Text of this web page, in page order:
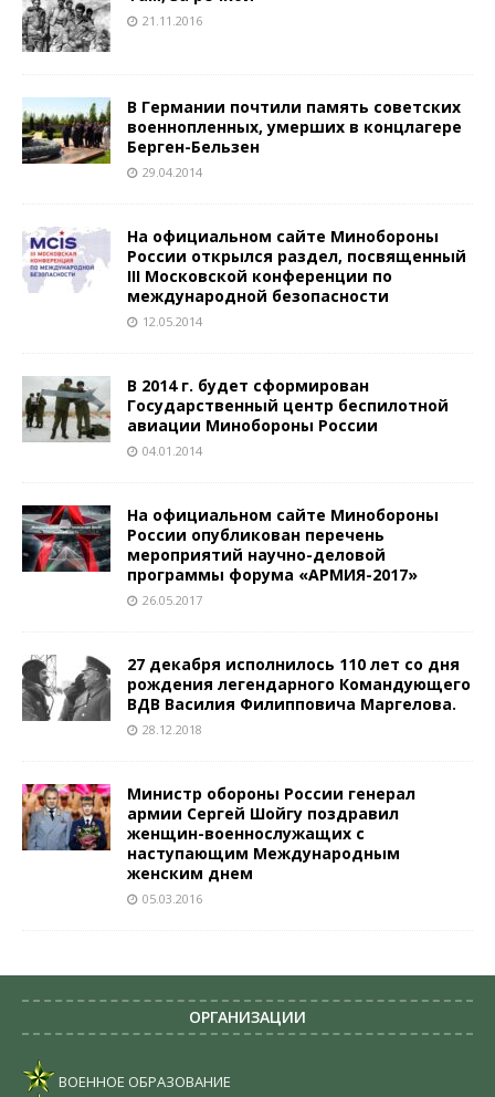
21.11.2016
В Германии почтили память советских
военнопленных, умерших в концлагере
Берген-Бельзен
29.04.2014
На официальном сайте Минобороны
России открылся раздел, посвященный
III Московской конференции по
международной безопасности
12.05.2014
В 2014 г. будет сформирован
Государственный центр беспилотной
авиации Минобороны России
04.01.2014
На официальном сайте Минобороны
России опубликован перечень
мероприятий научно-деловой
программы форума «АРМИЯ-2017»
26.05.2017
27 декабря исполнилось 110 лет со дня
рождения легендарного Командующего
ВДВ Василия Филипповича Маргелова.
28.12.2018
Министр обороны России генерал
армии Сергей Шойгу поздравил
женщин-военнослужащих с
наступающим Международным
женским днем
05.03.2016
ОРГАНИЗАЦИИ
ВОЕННОЕ ОБРАЗОВАНИЕ